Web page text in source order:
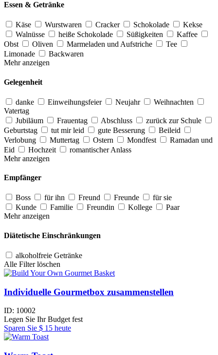
Essen & Getränke
Käse Wurstwaren Cracker Schokolade
Kekse
Walnüsse
heiße Schokolade Süßigkeiten
Kaffee
Obst
Oliven Marmeladen und Aufstriche
Tee
Limonade
Backwaren
Mehr anzeigen
Gelegenheit
danke Einweihungsfeier Neujahr
Weihnachten
Vatertag
Jubiläum
Frauentag Abschluss
zurück zur Schule
Geburtstag
tut mir leid gute Besserung
Beileid
Verlobung
Muttertag Ostern Mondfest
Ramadan und
Eid
Hochzeit
romantischer Anlass
Mehr anzeigen
Empfänger
Boss für ihn Freund Freunde
für sie
Kunde
Familie Freundin Kollege
Paar
Mehr anzeigen
Diätetische Einschränkungen
alkoholfreie Getränke
Alle Filter löschen
Individuelle Gourmetbox zusammenstellen
ID: 10002
Legen Sie Ihr Budget fest
Sparen Sie $ 15 heute